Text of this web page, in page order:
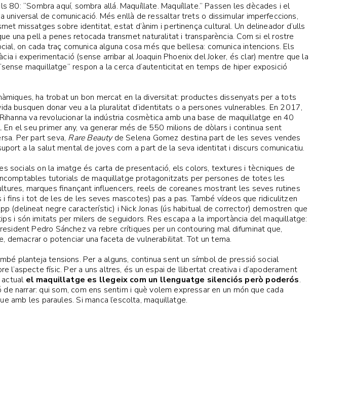
80: “Sombra aquí, sombra allá. Maquíllate. Maquíllate.” Passen les dècades i el
universal de comunicació. Més enllà de ressaltar trets o dissimular imperfeccions,
missatges sobre identitat, estat d’ànim i pertinença cultural. Un delineador d’ulls
una pell a penes retocada transmet naturalitat i transparència. Com si el rostre
on cada traç comunica alguna cosa més que bellesa: comunica intencions. Els
i experimentació (sense arribar al Joaquin Phoenix del Joker, és clar) mentre que la
maquillatge” respon a la cerca d’autenticitat en temps de hiper exposició
ha trobat un bon mercat en la diversitat: productes dissenyats per a tots
busquen donar veu a la pluralitat d’identitats o a persones vulnerables. En 2017,
va revolucionar la indústria cosmètica amb una base de maquillatge en 40
el seu primer any, va generar més de 550 milions de dòlars i continua sent
Per part seva, Rare Beautyde Selena Gomez destina part de les seves vendes
a la salut mental de joves com a part de la seva identitat i discurs comunicatiu.
socials on la imatge és carta de presentació, els colors, textures i tècniques de
tutorials de maquillatge protagonitzats per persones de totes les
marques finançant influencers, reels de coreanes mostrant les seves rutines
fins i tot de les de les seves mascotes) pas a pas. També vídeos que ridiculitzen
(delineat negre característic) i Nick Jonas (ús habitual de corrector) demostren que
i són imitats per milers de seguidors. Res escapa a la importància del maquillatge:
Pedro Sánchez va rebre crítiques per un contouring mal difuminat que,
demacrar o potenciar una faceta de vulnerabilitat. Tot un tema.
planteja tensions. Per a alguns, continua sent un símbol de pressió social
l’aspecte físic. Per a uns altres, és un espai de llibertat creativa i d’apoderament
actual el maquillatge es llegeix com un llenguatge silenciós però poderós.
de narrar: qui som, com ens sentim i què volem expressar en un món que cada
amb les paraules. Si manca l’escolta, maquillatge.